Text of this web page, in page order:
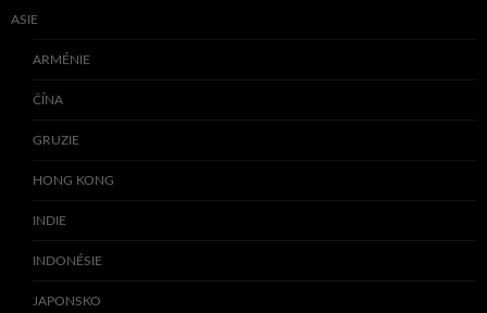
ASIE
ARMÉNIE
ČÍNA
GRUZIE
HONG KONG
INDIE
INDONÉSIE
JAPONSKO